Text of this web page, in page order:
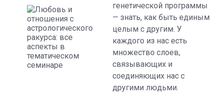
генетической программы
— знать, как быть единым
целым с другим. У
каждого из нас есть
множество слоев,
связывающих и
соединяющих нас с
другими людьми.